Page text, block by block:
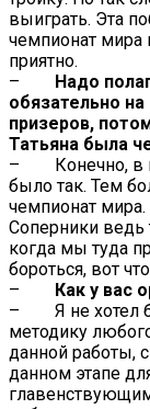
выиграть. Эта
чемпионат мира
приятно.
–
Надо
обязательно
призеров,
Татьяна была
– Конечно, в
было так. Тем
чемпионат мира.
Соперники ведь
когда мы туда
бороться, вот
–
Как у вас
– Я не хотел
методику
данной работы,
данном этапе